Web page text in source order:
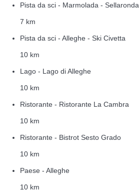
Pista da sci - Marmolada - Sellaronda
7 km
Pista da sci - Alleghe - Ski Civetta
10 km
Lago - Lago di Alleghe
10 km
Ristorante - Ristorante La Cambra
10 km
Ristorante - Bistrot Sesto Grado
10 km
Paese - Alleghe
10 km